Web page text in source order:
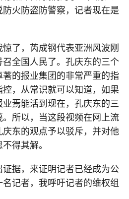
火防盗防警察，记者现在是
了，芮成钢代表亚洲风波刚
召全国人民了。孔庆东的三个
的报业集团的非常严重的指
，从常识就可以知道，如果
焉能活到现在，孔庆东的三
所以，当这段视频在网上流
东的观点予以驳斥，并对他
得其解。
据，来证明记者已经成为公
记者，我呼吁记者的维权组